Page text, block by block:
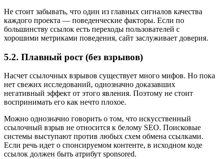
Не стоит забывать, что один из главных сигналов качества
каждого проекта — поведенческие факторы. Если по
большинству ссылок есть переходы пользователей с
хорошими метриками поведения, сайт заслуживает доверия.
5.2. Плавный рост (без взрывов)
Насчет ссылочных взрывов существует много мифов. Но пока
нет свежих исследований, однозначно доказавших
негативный эффект от этого явления. Поэтому не стоит
воспринимать его как нечто плохое.
Можно однозначно говорить о том, что искусственный
ссылочный взрыв не относится к белому SEO. Поисковые
системы выступают против любых схем обмена ссылками.
Если речь идет о спонсируемом контенте, в исходном коде
ссылок должен быть атрибут sponsored.